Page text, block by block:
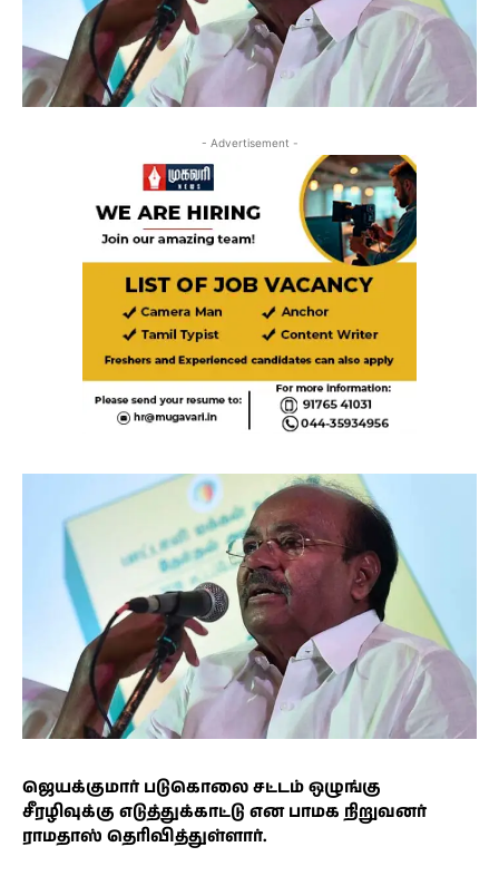
- Advertisement -
ஜெயக்குமார் படுகொலை சட்டம் ஒழுங்கு
சீரழிவுக்கு எடுத்துக்காட்டு என பாமக நிறுவனர்
ராமதாஸ் தெரிவித்துள்ளார்.